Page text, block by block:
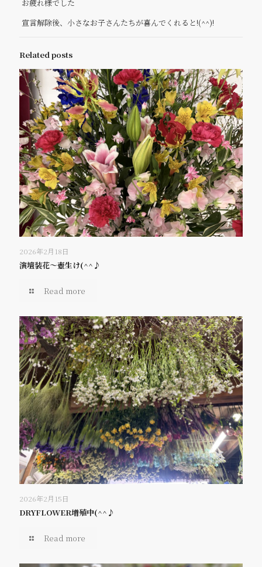
お疲れ様でした
宣言解除後、小さなお子さんたちが喜んでくれると!(^^)!
Related posts
2026年2月18日
演壇装花～壺生け(^^♪
Read more
2026年2月15日
DRYFLOWER増殖中(^^♪
Read more